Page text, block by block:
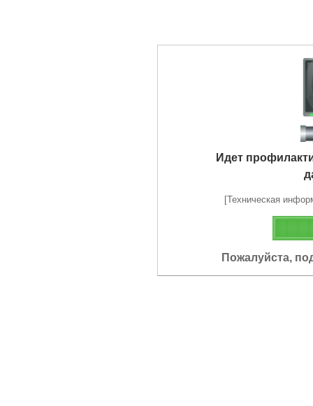
Идет
[Техническая
Пожалуйста,